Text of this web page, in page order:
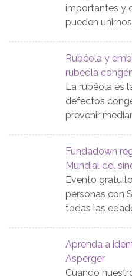
importantes y
pueden
Rubéola y
rubéola
La rubéola es
defectos
prevenir
Fundadown
Mundial del
Evento
personas con
todas las
Aprenda a
Asperger
Cuando